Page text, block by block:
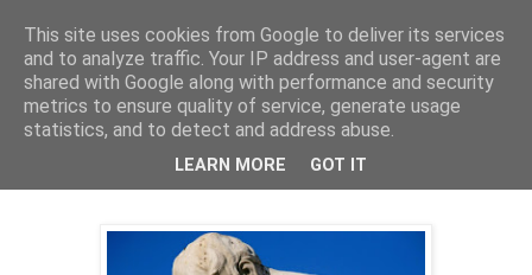
Parakato.gr
Ευτυχισμένο το 2016 στη Λατινική
This site uses cookies from Google to deliver its services
and to analyze traffic. Your IP address and user-agent are
shared with Google along with performance and security
metrics to ensure quality of service, generate usage
statistics, and to detect and address abuse.
LEARN MORE GOT IT